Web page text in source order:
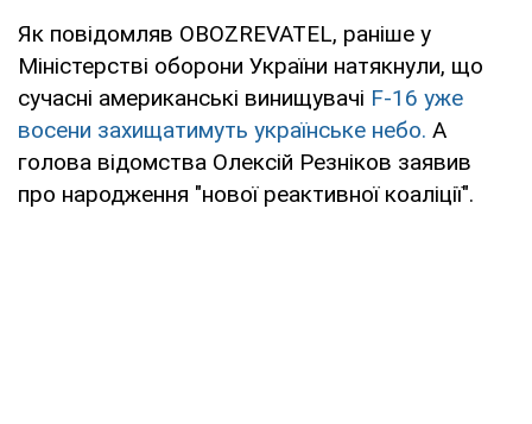
Як повідомляв OBOZREVATEL, раніше у
Міністерстві оборони України натякнули, що
сучасні американські винищувачі F-16 уже
восени захищатимуть українське небо. А
голова відомства Олексій Резніков заявив
про народження "нової реактивної коаліції".